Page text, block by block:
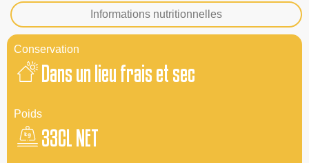
Informations nutritionnelles
Conservation
Dans un lieu frais et sec
Poids
33CL NET